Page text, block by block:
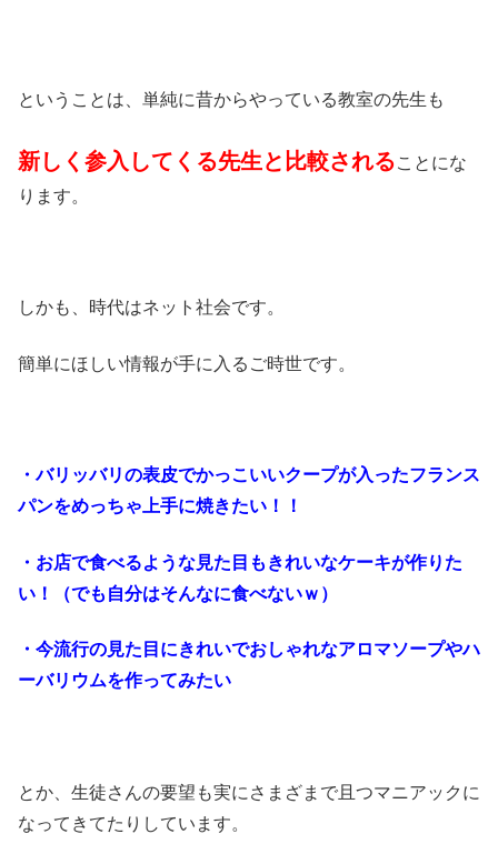
ということは、単純に昔からやっている教室の先生も
新しく参入してくる先生と比較されることにな
ります。
しかも、時代はネット社会です。
簡単にほしい情報が手に入るご時世です。
・バリッバリの表皮でかっこいいクープが入ったフランス
パンをめっちゃ上手に焼きたい！！
・お店で食べるような見た目もきれいなケーキが作りた
い！（でも自分はそんなに食べないｗ）
・今流行の見た目にきれいでおしゃれなアロマソープやハ
ーバリウムを作ってみたい
とか、生徒さんの要望も実にさまざまで且つマニアックに
なってきてたりしています。